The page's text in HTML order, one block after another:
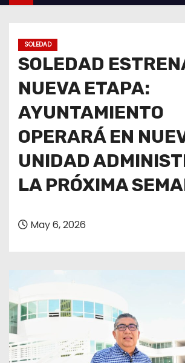
SOLEDAD
SOLEDAD
NUEVA ETAPA:
AYUNTAMIENTO
OPERARÁ EN
UNIDAD
LA PRÓXIMA
May 6, 2026